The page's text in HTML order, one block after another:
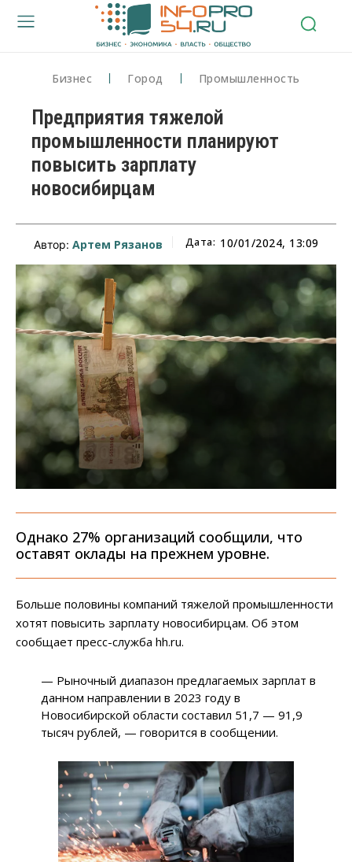
Бизнес Город Промышленность
Предприятия тяжелой
промышленности планируют
повысить зарплату
новосибирцам
Автор: Артем Рязанов Дата: 10/01/2024, 13:09
Однако 27% организаций сообщили, что
оставят оклады на прежнем уровне.
Больше половины компаний тяжелой промышленности
хотят повысить зарплату новосибирцам. Об этом
сообщает пресс-служба hh.ru.
— Рыночный диапазон предлагаемых зарплат в
данном направлении в 2023 году в
Новосибирской области составил 51,7 — 91,9
тысяч рублей, — говорится в сообщении.